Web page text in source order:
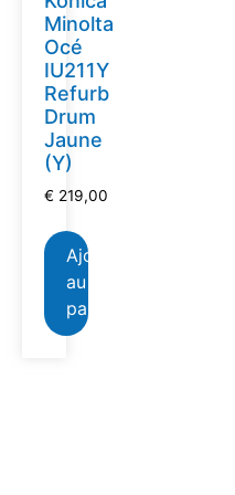
Minolta
Océ
IU211Y
Refurb
Drum
Jaune
(Y)
€ 219,00
Ajouter
au
panier